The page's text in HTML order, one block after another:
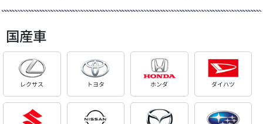
国産車
レクサス トヨタ ホンダ ダイハツ